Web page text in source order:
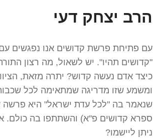
הרב יצחק דעי
עם פתיחת פרשת קדושים אנו נפגשים עם
"קדושים תהיו". יש לשאול, מה רצון התורה
כיצד אדם נעשה קדוש? יתרה מזאת,
ומשמע שזו מדריגה שמתאימה לכל
שנאמר בה "לכל עדת ישראל" היא פרשה
ספרא קדושים פ''א) והשתתפו בה כולם.
ניתן ליישמו?